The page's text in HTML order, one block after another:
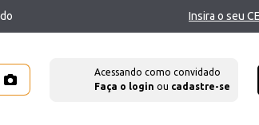
Insira o seu
Acessando como convidado
Faça o login ou cadastre-se